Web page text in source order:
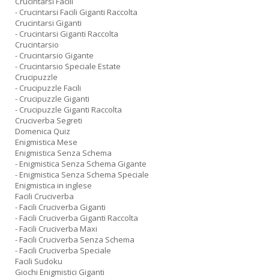
- Crucintarsi Facili Giganti Raccolta
Crucintarsi Giganti
- Crucintarsi Giganti Raccolta
Crucintarsio
- Crucintarsio Gigante
- Crucintarsio Speciale Estate
Crucipuzzle
- Crucipuzzle Facili
- Crucipuzzle Giganti
- Crucipuzzle Giganti Raccolta
Cruciverba Segreti
Domenica Quiz
Enigmistica Mese
Enigmistica Senza Schema
- Enigmistica Senza Schema Gigante
- Enigmistica Senza Schema Speciale
Enigmistica in inglese
Facili Cruciverba
- Facili Cruciverba Giganti
- Facili Cruciverba Giganti Raccolta
- Facili Cruciverba Maxi
- Facili Cruciverba Senza Schema
- Facili Cruciverba Speciale
Facili Sudoku
Giochi Enigmistici Giganti